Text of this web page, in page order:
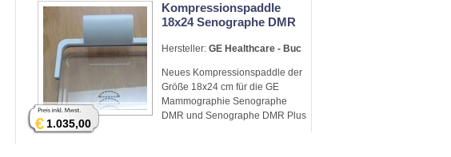
Kompressionspaddle
18x24 Senographe DMR
Hersteller: GE Healthcare - Buc
Neues Kompressionspaddle der
Größe 18x24 cm für die GE
Mammographie Senographe
DMR und Senographe DMR Plus
€1.035,00